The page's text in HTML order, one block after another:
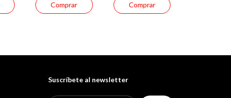
Comprar Comprar
Suscríbete al newsletter